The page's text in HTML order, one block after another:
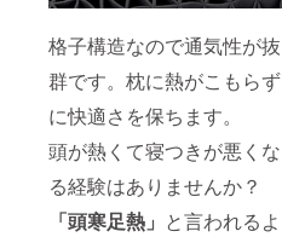
格子構造なので通気性が抜
群です。枕に熱がこもらず
に快適さを保ちます。
頭が熱くて寝つきが悪くな
る経験はありませんか？
「頭寒足熱」 と言われるよ